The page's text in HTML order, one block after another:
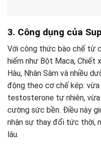
3. Công dụng của
Với công thức bào chế từ
hiếm như Bột Maca, Chiết
Hàu, Nhân Sâm và nhiều
động theo cơ chế kép:
testosterone tự nhiên,
cường sức bền. Điều này
nhận sự thay đổi tức thời,
lâu.